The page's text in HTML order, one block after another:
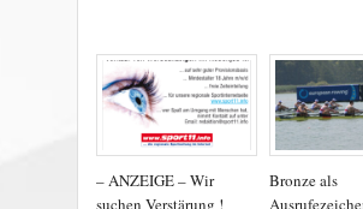
– ANZEIGE – Wir
suchen Verstärung !
Bronze als